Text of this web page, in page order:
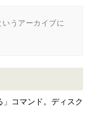
うアーカイブに
」コマンド。ディスク